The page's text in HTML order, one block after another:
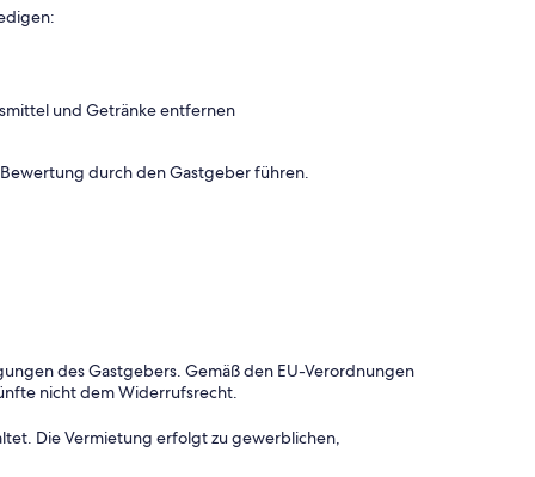
und Getränke entfernen
durch den Gastgeber führen.
des Gastgebers. Gemäß den EU-Verordnungen
nicht dem Widerrufsrecht.
Die Vermietung erfolgt zu gewerblichen,